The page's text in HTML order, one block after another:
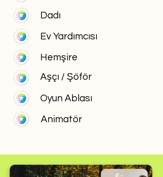
Dadı
Ev Yardımcısı
Hemşire
Aşçı / Şöför
Oyun Ablası
Animatör